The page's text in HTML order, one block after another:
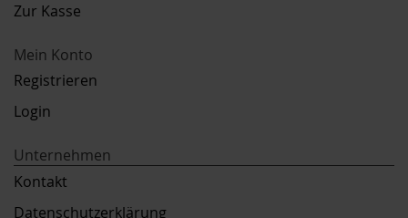
Zur Kasse
Mein Konto
Registrieren
Login
Unternehmen
Kontakt
Datenschutzerklärung